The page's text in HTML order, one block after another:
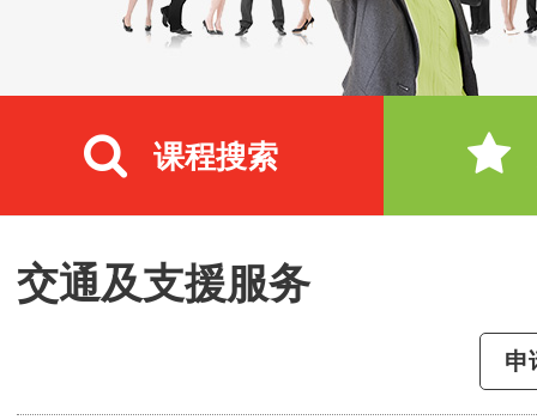
课程搜索
交通及支援服务
申